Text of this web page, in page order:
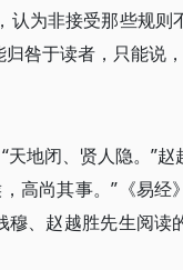
为非接受那些规则
咎于读者，只能说，
地闭、贤人隐。”
高尚其事。”《易经
、赵越胜先生阅读